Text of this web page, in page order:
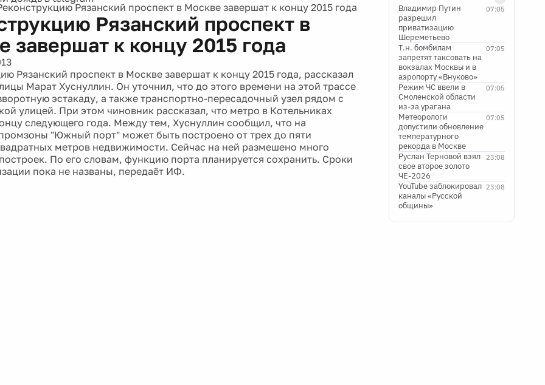
Рязанский проспект в Москве завершат к концу 2015 года
Рязанский проспект в
завершат к концу 2015 года
Рязанский проспект в Москве завершат к концу 2015 года, рассказал
Марат Хуснуллин. Он уточнил, что до этого времени на этой трассе
эстакаду, а также транспортно-пересадочный узел рядом с
улицей. При этом чиновник рассказал, что метро в Котельниках
следующего года. Между тем, Хуснуллин сообщил, что на
"Южный порт" может быть построено от трех до пяти
метров недвижимости. Сейчас на ней размешено много
По его словам, функцию порта планируется сохранить. Сроки
пока не названы, передаёт ИФ.
07:05
Владимир Путин
разрешил
приватизацию
Шереметьево
07:05
Т.н. бомбилам
запретят таксовать на
вокзалах Москвы и в
аэропорту «Внуково»
07:05
Режим ЧС ввели в
Смоленской области
из-за урагана
07:05
Метеорологи
допустили обновление
температурного
рекорда в Москве
23:08
Руслан Терновой взял
свое второе золото
ЧЕ-2026
23:08
YouTube заблокировал
каналы «Русской
общины»